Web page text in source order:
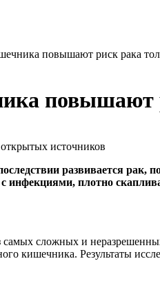
повышают риск рака
повышают
источников
развивается рак,
плотно
сложных и
кишечника. Результаты